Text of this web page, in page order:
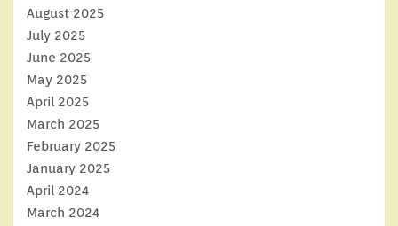
August 2025
July 2025
June 2025
May 2025
April 2025
March 2025
February 2025
January 2025
April 2024
March 2024